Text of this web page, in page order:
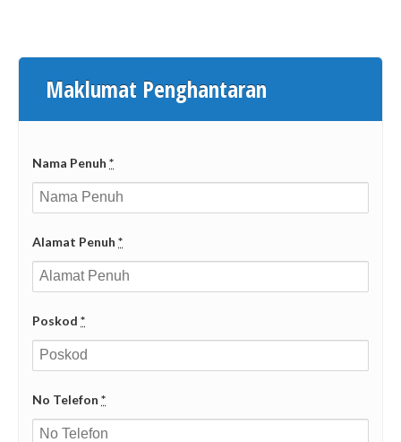
Maklumat Penghantaran
Nama Penuh *
Alamat Penuh *
Poskod *
No Telefon *